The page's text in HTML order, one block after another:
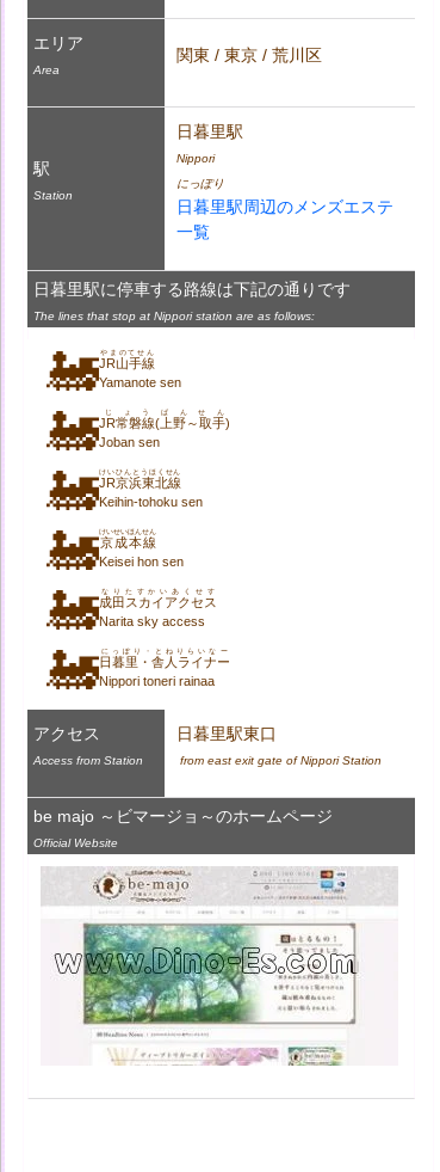
エリア
Area
関東 / 東京 / 荒川区
駅
Station
日暮里駅
Nippori
にっぽり
日暮里駅周辺のメンズエステ
一覧
日暮里駅に停車する路線は下記の通りです
The lines that stop at Nippori station are as follows:
🚂JR山手線
やまのてせん
Yamanote sen
🚂JR常磐線(上野～取手)
じょうばんせん
Joban sen
🚂JR京浜東北線
けいひんとうほくせん
Keihin-tohoku sen
🚂京成本線
けいせいほんせん
Keisei hon sen
🚂成田スカイアクセス
なりたすかいあくせす
Narita sky access
🚂日暮里・舎人ライナー
にっぽり・とねりらいなー
Nippori toneri rainaa
アクセス
Access from Station
日暮里駅東口
from east exit gate of Nippori Station
be majo ～ビマージョ～のホームページ
Official Website